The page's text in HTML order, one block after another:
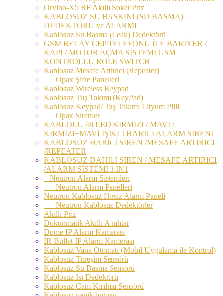
Orvibo-X5 RF Akıllı Soket Priz
KABLOSUZ SU BASKINI (SU BASMA)
DEDEKTÖRÜ ve ALARMI
Kablosuz Su Basma (Leak) Dedektörü
GSM RELAY CEP TELEFONU İLE BARİYER /
KAPI / MOTOR AÇMA SİSTEMİ GSM
KONTROLLÜ RÖLE SWITCH
Kablosuz Mesafe Arttırıcı (Repeater)
Opax Şifre Panelleri
Kablosuz Wireless Keypad
Kablosuz Tuş Takımı (KeyPad)
Kablosuz Keypad/ Tuş Takımı Lityum Pilli
Opax Sirenler
KABLOLU 48 LED KIRMIZI / MAVİ /
KIRMIZI+MAVİ IŞIKLI HARİCİ ALARM SİRENİ
KABLOSUZ HARİCİ SİREN /MESAFE ARTIRICI
/REPEATER
KABLOSUZ DAHILİ SİREN / MESAFE ARTIRICI
/ALARM SİSTEMİ 3 IN1
Neutron Alarm Sistemleri
Neutron Alarm Panelleri
Neutron Kablosuz Hırsız Alarm Paneli
Neutron Kablosuz Dedektörler
Akıllı Priz
Dokunmatik Akıllı Anahtar
Dome IP Alarm Kamerası
IR Bullet IP Alarm Kamerası
Kablosuz Vana Otomatı (Mobil Uygulama ile Kontrol)
Kablosuz Titreşim Sensörü
Kablosuz Su Basma Sensörü
Kablosuz Isı Dedektörü
Kablosuz Cam Kırılma Sensörü